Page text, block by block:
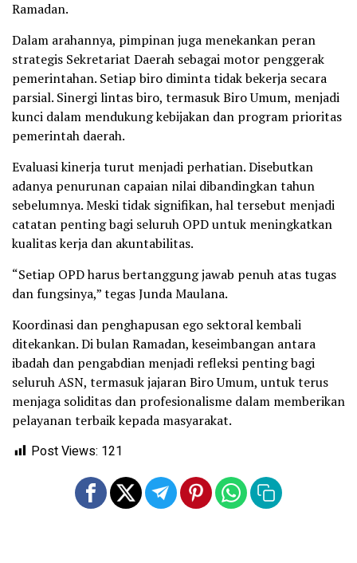
Ramadan.
Dalam arahannya, pimpinan juga menekankan peran
strategis Sekretariat Daerah sebagai motor penggerak
pemerintahan. Setiap biro diminta tidak bekerja secara
parsial. Sinergi lintas biro, termasuk Biro Umum, menjadi
kunci dalam mendukung kebijakan dan program prioritas
pemerintah daerah.
Evaluasi kinerja turut menjadi perhatian. Disebutkan
adanya penurunan capaian nilai dibandingkan tahun
sebelumnya. Meski tidak signifikan, hal tersebut menjadi
catatan penting bagi seluruh OPD untuk meningkatkan
kualitas kerja dan akuntabilitas.
“Setiap OPD harus bertanggung jawab penuh atas tugas
dan fungsinya,” tegas Junda Maulana.
Koordinasi dan penghapusan ego sektoral kembali
ditekankan. Di bulan Ramadan, keseimbangan antara
ibadah dan pengabdian menjadi refleksi penting bagi
seluruh ASN, termasuk jajaran Biro Umum, untuk terus
menjaga soliditas dan profesionalisme dalam memberikan
pelayanan terbaik kepada masyarakat.
Post Views: 121